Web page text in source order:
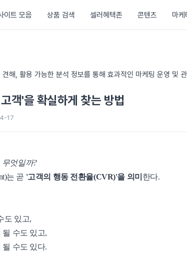
이트 모음 상품 검색 셀러혜택존 콘텐츠 마케
해, 활용 가능한 분석 정보를 통해 효과적인 마케팅 운영 및
객'을 확실하게 찾는 방법
17
엇일까?
는 곧 '고객의 행동 전환율(CVR)'을 의미 한다.
도 있고,
수도 있고,
수도 있다.